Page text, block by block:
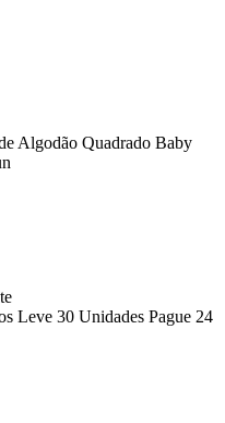
Algodão Quadrado Baby
Leve 30 Unidades Pague 24